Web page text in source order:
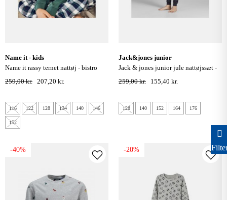
name it - kids
name it rassy ternet nattøj - bistro
green
259,00 kr. 207,20 kr.
116 122 128 134 140 146
152
jack&jones junior
jack & jones junior jule nattøjssæt -
navy
259,00 kr. 155,40 kr.
128 140 152 164 176
-40% -20%